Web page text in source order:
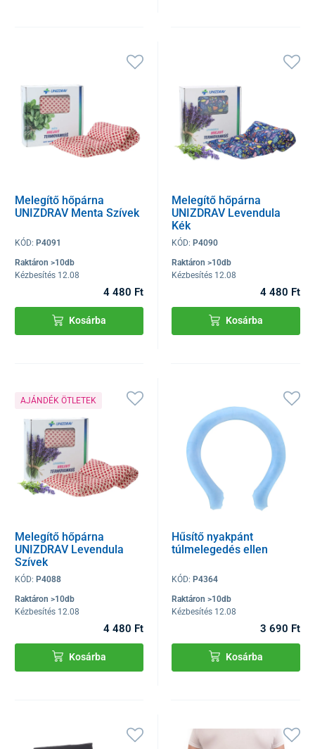
Melegítő hőpárna
UNIZDRAV Menta Szívek
KÓD: P4091
Raktáron >10db
Kézbesítés 12.08
4 480 Ft
Kosárba
Melegítő hőpárna
UNIZDRAV Levendula
Kék
KÓD:P4090
Raktáron >10db
Kézbesítés 12.08
4 480 Ft
Kosárba
AJÁNDÉK ÖTLETEK
Melegítő hőpárna
UNIZDRAV Levendula
Szívek
KÓD: P4088
Raktáron >10db
Kézbesítés 12.08
4 480 Ft
Kosárba
Hűsítő nyakpánt
túlmelegedés ellen
KÓD:P4364
Raktáron >10db
Kézbesítés 12.08
3 690 Ft
Kosárba